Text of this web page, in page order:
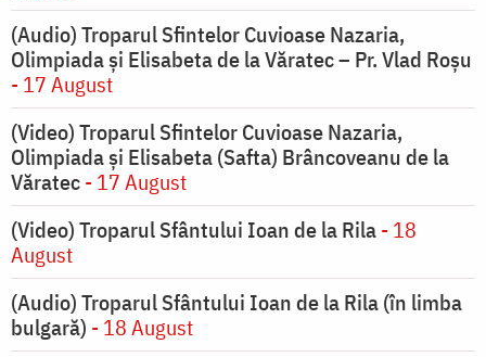
(Audio) Troparul Sfintelor Cuvioase Nazaria,
Olimpiada și Elisabeta de la Văratec – Pr. Vlad Roșu
- 17 August
(Video) Troparul Sfintelor Cuvioase Nazaria,
Olimpiada și Elisabeta (Safta) Brâncoveanu de la
Văratec- 17 August
(Video) Troparul Sfântului Ioan de la Rila- 18
August
(Audio) Troparul Sfântului Ioan de la Rila (în limba
bulgară) - 18 August